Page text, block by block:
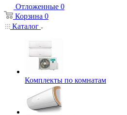
Отложенные 0
Корзина 0
Каталог
Комплекты по комнатам